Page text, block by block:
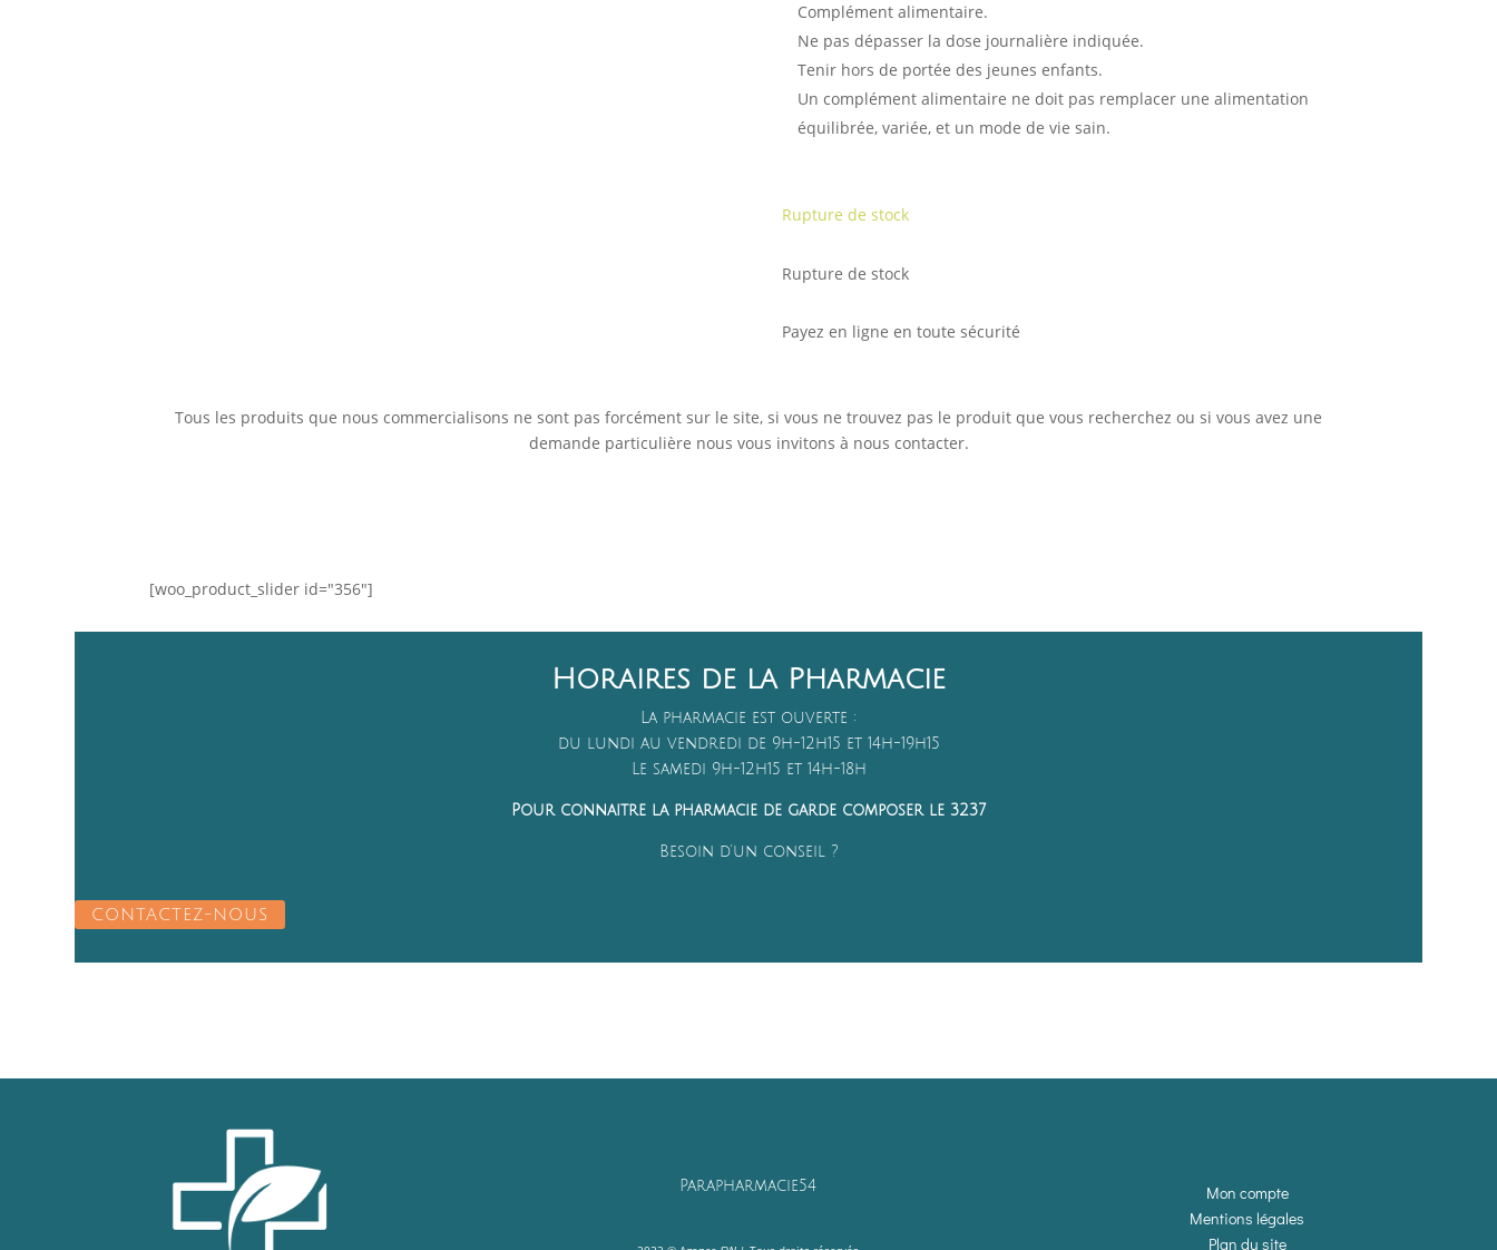
Complément alimentaire.
Ne pas dépasser la dose journalière indiquée.
Tenir hors de portée des jeunes enfants.
Un complément alimentaire ne doit pas remplacer une alimentation
équilibrée, variée, et un mode de vie sain.
Rupture de stock
Rupture de stock
Payez en ligne en toute sécurité
Tous les produits que nous commercialisons ne sont pas forcément sur le site, si vous ne trouvez pas le produit que vous recherchez ou si vous avez une
demande particulière nous vous invitons à nous contacter.
[woo_product_slider id="356"]
Horaires de la Pharmacie
La pharmacie est ouverte :
du lundi au vendredi de 9h-12h15 et 14h-19h15
Le samedi 9h-12h15 et 14h-18h
Pour connaitre la pharmacie de garde composer le 3237
Besoin d'un conseil ?
CONTACTEZ-NOUS
Parapharmacie54
Mon compte
Mentions légales
Plan du site